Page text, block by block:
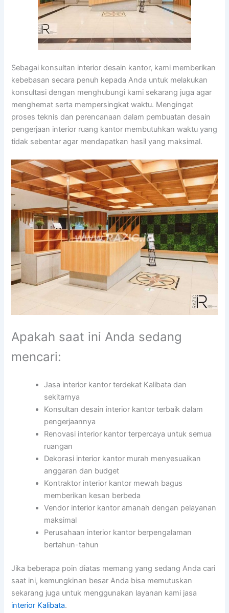
Sebagai konsultan interior desain kantor, kami memberikan
kebebasan secara penuh kepada Anda untuk melakukan
konsultasi dengan menghubungi kami sekarang juga agar
menghemat serta mempersingkat waktu. Mengingat
proses teknis dan perencanaan dalam pembuatan desain
pengerjaan interior ruang kantor membutuhkan waktu yang
tidak sebentar agar mendapatkan hasil yang maksimal.
Apakah saat ini Anda sedang
mencari:
Jasa interior kantor terdekat Kalibata dan
sekitarnya
Konsultan desain interior kantor terbaik dalam
pengerjaannya
Renovasi interior kantor terpercaya untuk semua
ruangan
Dekorasi interior kantor murah menyesuaikan
anggaran dan budget
Kontraktor interior kantor mewah bagus
memberikan kesan berbeda
Vendor interior kantor amanah dengan pelayanan
maksimal
Perusahaan interior kantor berpengalaman
bertahun-tahun
Jika beberapa poin diatas memang yang sedang Anda cari
saat ini, kemungkinan besar Anda bisa memutuskan
sekarang juga untuk menggunakan layanan kami jasa
interior Kalibata.